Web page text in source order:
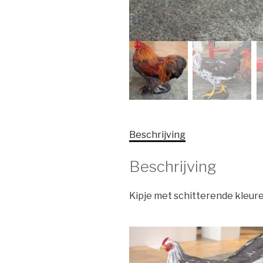
Beschrijving
Beschrijving
Kipje met schitterende